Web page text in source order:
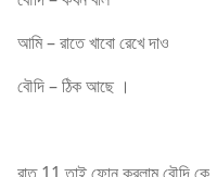
আমি – রাতে খাবো রেখে দাও
বৌদি – ঠিক আছে ।